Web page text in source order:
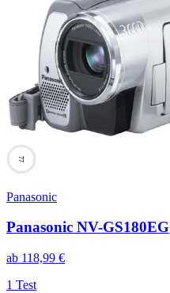
77
Panasonic
Panasonic NV-GS180EG
ab 118,99 €
1 Test